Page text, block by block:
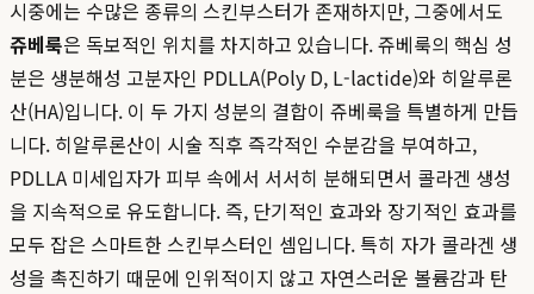
시중에는 수많은 종류의 스킨부스터가 존재하지만, 그중에서도
쥬베룩은 독보적인 위치를 차지하고 있습니다. 쥬베룩의 핵심 성
분은 생분해성 고분자인 PDLLA(Poly D, L-lactide)와 히알루론
산(HA)입니다. 이 두 가지 성분의 결합이 쥬베룩을 특별하게 만듭
니다. 히알루론산이 시술 직후 즉각적인 수분감을 부여하고,
PDLLA 미세입자가 피부 속에서 서서히 분해되면서 콜라겐 생성
을 지속적으로 유도합니다. 즉, 단기적인 효과와 장기적인 효과를
모두 잡은 스마트한 스킨부스터인 셈입니다. 특히 자가 콜라겐 생
성을 촉진하기 때문에 인위적이지 않고 자연스러운 볼륨감과 탄